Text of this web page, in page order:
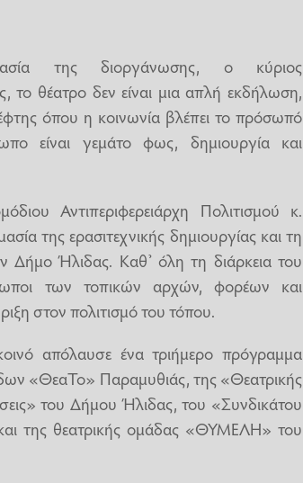
της διοργάνωσης, ο κύριος
το θέατρο δεν είναι μια απλή εκδήλωση,
όπου η κοινωνία βλέπει το πρόσωπό
είναι γεμάτο φως, δημιουργία και
Αντιπεριφερειάρχη Πολιτισμού κ.
της ερασιτεχνικής δημιουργίας και τη
Δήμο Ήλιδας. Καθ’ όλη τη διάρκεια του
των τοπικών αρχών, φορέων και
στον πολιτισμό του τόπου.
απόλαυσε ένα τριήμερο πρόγραμμα
«ΘεαΤο» Παραμυθιάς, της «Θεατρικής
του Δήμου Ήλιδας, του «Συνδικάτου
της θεατρικής ομάδας «ΘΥΜΕΛΗ» του